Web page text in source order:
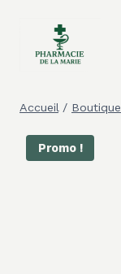
contenu
Accueil / Boutique
Promo !